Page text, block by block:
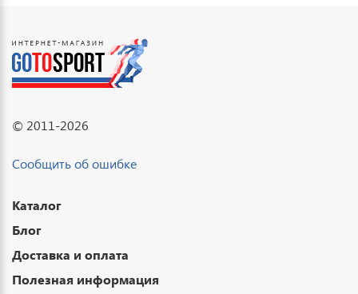
© 2011-2026
Сообщить об ошибке
Каталог
Блог
Доставка и оплата
Полезная информация